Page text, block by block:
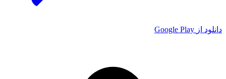
دانلود از Google Play